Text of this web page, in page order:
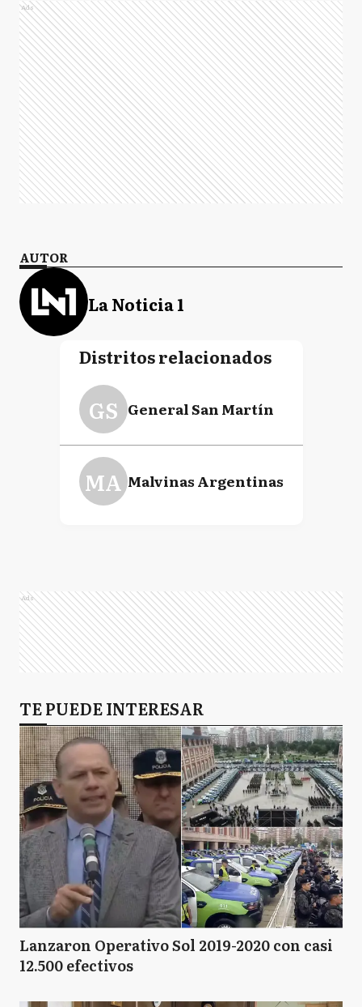
Ads
AUTOR
La Noticia 1
Distritos relacionados
GS General San Martín
MA Malvinas Argentinas
Ads
TE PUEDE INTERESAR
Lanzaron Operativo Sol 2019-2020 con casi
12.500 efectivos